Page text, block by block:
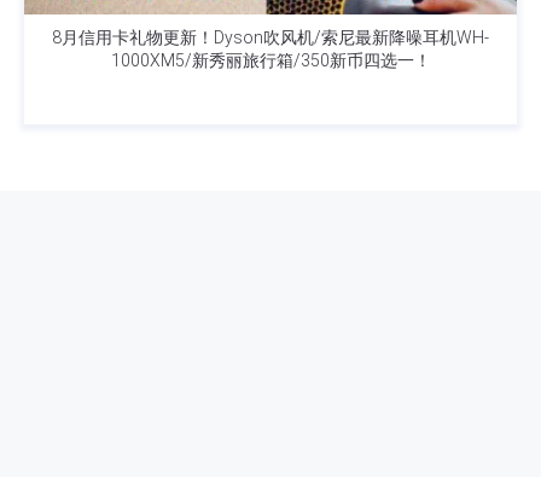
8月信用卡礼物更新！Dyson吹风机/索尼最新降噪耳机WH-
1000XM5/新秀丽旅行箱/350新币四选一！